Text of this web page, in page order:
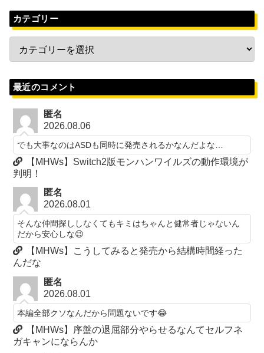
カテゴリー
最近のコメント
匿名
2026.08.06
でも大事なのはASDも同時に発売されるかなんだよな…
【MHWs】Switch2版モンハンワイルズの動作環境が
判明！
匿名
2026.08.01
そんな仲間探ししなくてもキミはちゃんと健常者じゃないん
だから安心しな😉
【MHWs】こうしてみると発売から結構時間経った
んだな
匿名
2026.08.01
本編全部クソなんだから問題ないです😂
【MHWs】序盤の退屈部分やらせるなんてセルフネ
ガキャンにならんか